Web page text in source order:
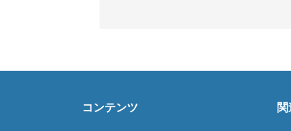
コンテンツ